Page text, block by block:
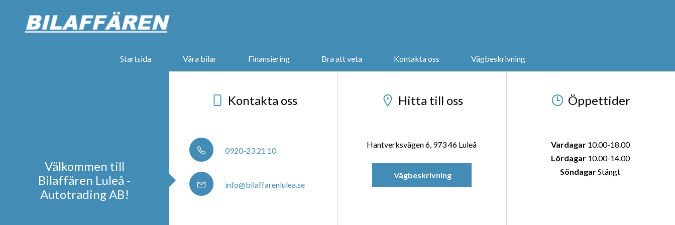
Startsida Våra bilar Finansiering Bra att veta Kontakta oss Vägbeskrivning
Välkommen till
Bilaffären Luleå -
Autotrading AB!
Kontakta oss
0920-23 21 10
info@bilaffarenlulea.se
Hitta till oss
Hantverksvägen 6, 973 46 Luleå
Vägbeskrivning
Öppettider
Vardagar10.00-18.00
Lördagar10.00-14.00
SöndagarStängt